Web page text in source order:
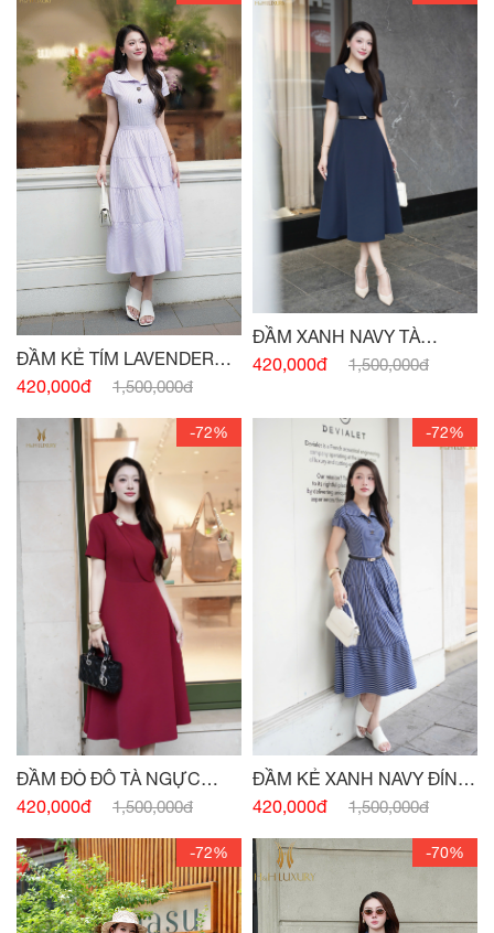
ĐẦM KẺ TÍM LAVENDER
ĐÍNH CÚC
420,000đ 1,500,000đ
ĐẦM XANH NAVY TÀ
NGỰC ĐÍNH CHARM
420,000đ 1,500,000đ
-72%
ĐẦM ĐỎ ĐÔ TÀ NGỰC
ĐÍNH CHARM
420,000đ 1,500,000đ
-72%
ĐẦM KẺ XANH NAVY ĐÍNH
CÚC
420,000đ 1,500,000đ
-72% -70%